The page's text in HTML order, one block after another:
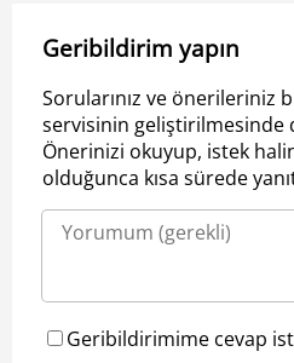
Geribildirim yapın
Sorularınız ve önerileriniz
servisinin geliştirilmesinde
Önerinizi okuyup, istek
olduğunca kısa sürede
Geribildirimime cevap